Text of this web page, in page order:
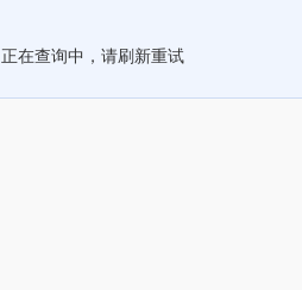
正在查询中，请刷新重试